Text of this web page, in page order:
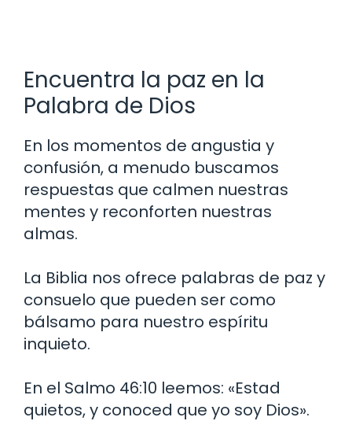
Encuentra la paz en la
Palabra de Dios
En los momentos de angustia y
confusión, a menudo buscamos
respuestas que calmen nuestras
mentes y reconforten nuestras
almas.
La Biblia nos ofrece palabras de paz y
consuelo que pueden ser como
bálsamo para nuestro espíritu
inquieto.
En el Salmo 46:10 leemos: «Estad
quietos, y conoced que yo soy Dios».